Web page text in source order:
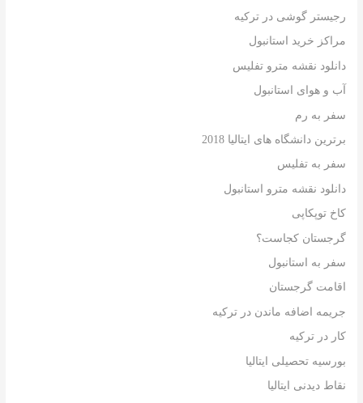
رجیستر گوشی در ترکیه
مراکز خرید استانبول
دانلود نقشه مترو تفلیس
آب و هوای استانبول
سفر به رم
برترین دانشگاه های ایتالیا 2018
سفر به تفلیس
دانلود نقشه مترو استانبول
کاخ توپکاپی
گرجستان کجاست؟
سفر به استانبول
اقامت گرجستان
جریمه اضافه ماندن در ترکیه
کار در ترکیه
بورسیه تحصیلی ایتالیا
نقاط دیدنی ایتالیا